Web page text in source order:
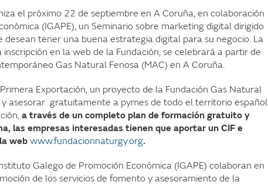
el próximo 22 de septiembre en A Coruña, en colaboración
(IGAPE), un Seminario sobre marketing digital dirigido
tener una buena estrategia digital para su negocio. La
en la web de la Fundación, se celebrará a partir de
Gas Natural Fenosa (MAC) en A Coruña.
Exportación, un proyecto de la Fundación Gas Natural
asesorar gratuitamente a pymes de todo el territorio español
a través de un completo plan de formación gratuito y
las empresas interesadas tienen que aportar un CIF e
web www.fundacionnaturgy.org.
Galego de Promoción Económica (IGAPE) colaboran en
de los servicios de fomento y asesoramiento de la